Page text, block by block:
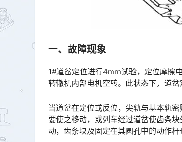
一、故障现象
1#道岔定位进行4mm试验，定位摩擦
转辙机内部电机空转。此状态下，道
当道岔在定位或反位，尖轨与基本轨
要使之移动，或列车经过道岔使齿条
动，齿条块及固定在其圆孔中的动作杆